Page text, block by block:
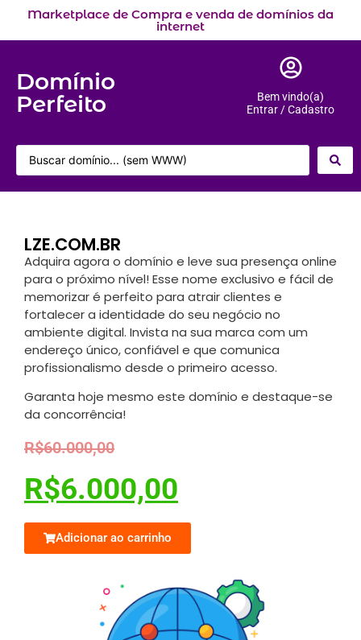
Marketplace de Compra e venda de domínios da
internet
Domínio
Perfeito
Bem vindo(a)
Entrar / Cadastro
LZE.COM.BR
Adquira agora o domínio e leve sua presença online
para o próximo nível! Esse nome exclusivo e fácil de
memorizar é perfeito para atrair clientes e
fortalecer a identidade do seu negócio no
ambiente digital. Invista na sua marca com um
endereço único, confiável e que comunica
profissionalismo desde o primeiro acesso.
Garanta hoje mesmo este domínio e destaque-se
da concorrência!
R$60.000,00
R$6.000,00
Adicionar ao carrinho